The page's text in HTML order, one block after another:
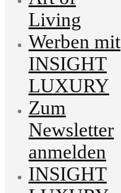
Living
Werben mit
INSIGHT
LUXURY
Zum
Newsletter
anmelden
INSIGHT